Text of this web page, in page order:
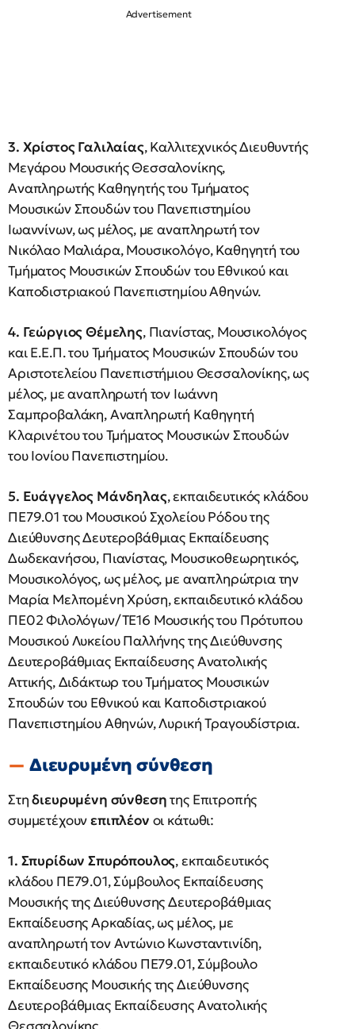
3. Χρίστος Γαλιλαίας, Καλλιτεχνικός Διευθυντής
Μεγάρου Μουσικής Θεσσαλονίκης,
Αναπληρωτής Καθηγητής του Τμήματος
Μουσικών Σπουδών του Πανεπιστημίου
Ιωαννίνων, ως μέλος, με αναπληρωτή τον
Νικόλαο Μαλιάρα, Μουσικολόγο, Καθηγητή του
Τμήματος Μουσικών Σπουδών του Εθνικού και
Καποδιστριακού Πανεπιστημίου Αθηνών.
4. Γεώργιος Θέμελης, Πιανίστας, Μουσικολόγος
και Ε.Ε.Π. του Τμήματος Μουσικών Σπουδών του
Αριστοτελείου Πανεπιστήμιου Θεσσαλονίκης, ως
μέλος, με αναπληρωτή τον Ιωάννη
Σαμπροβαλάκη, Αναπληρωτή Καθηγητή
Κλαρινέτου του Τμήματος Μουσικών Σπουδών
του Ιονίου Πανεπιστημίου.
5. Ευάγγελος Μάνδηλας, εκπαιδευτικός κλάδου
ΠΕ79.01 του Μουσικού Σχολείου Ρόδου της
Διεύθυνσης Δευτεροβάθμιας Εκπαίδευσης
Δωδεκανήσου, Πιανίστας, Μουσικοθεωρητικός,
Μουσικολόγος, ως μέλος, με αναπληρώτρια την
Μαρία Μελπομένη Χρύση, εκπαιδευτικό κλάδου
ΠΕ02 Φιλολόγων/ΤΕ16 Μουσικής του Πρότυπου
Μουσικού Λυκείου Παλλήνης της Διεύθυνσης
Δευτεροβάθμιας Εκπαίδευσης Ανατολικής
Αττικής, Διδάκτωρ του Τμήματος Μουσικών
Σπουδών του Εθνικού και Καποδιστριακού
Πανεπιστημίου Αθηνών, Λυρική Τραγουδίστρια.
Διευρυμένη σύνθεση
Στηδιευρυμένη σύνθεσητης Επιτροπής
συμμετέχουνεπιπλέον οι κάτωθι:
1. Σπυρίδων Σπυρόπουλος, εκπαιδευτικός
κλάδου ΠΕ79.01, Σύμβουλος Εκπαίδευσης
Μουσικής της Διεύθυνσης Δευτεροβάθμιας
Εκπαίδευσης Αρκαδίας, ως μέλος, με
αναπληρωτή τον Αντώνιο Κωνσταντινίδη,
εκπαιδευτικό κλάδου ΠΕ79.01, Σύμβουλο
Εκπαίδευσης Μουσικής της Διεύθυνσης
Δευτεροβάθμιας Εκπαίδευσης Ανατολικής